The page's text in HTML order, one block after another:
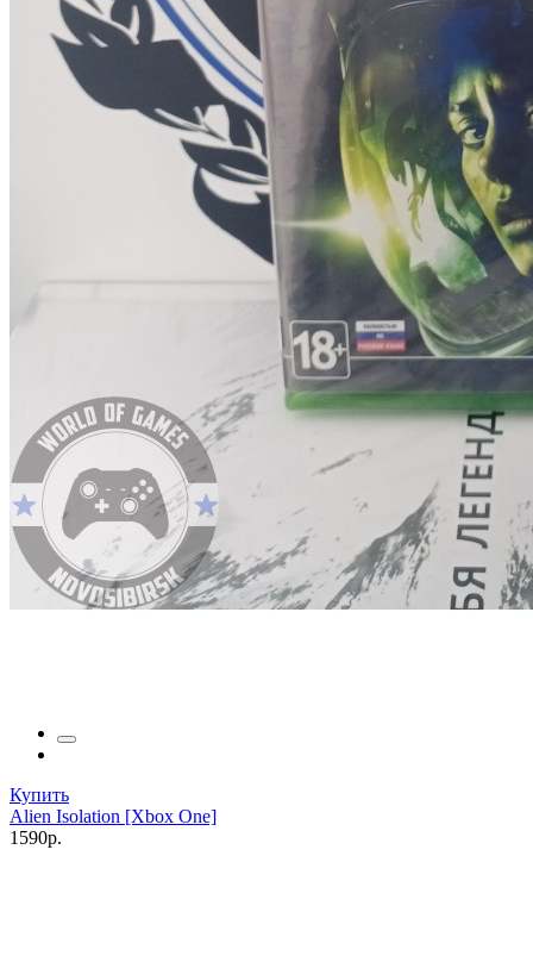
Купить
Alien Isolation [Xbox One]
1590р.